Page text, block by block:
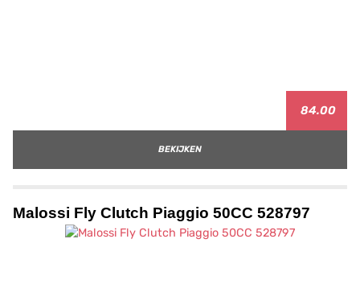
84.00
BEKIJKEN
Malossi Fly Clutch Piaggio 50CC 528797